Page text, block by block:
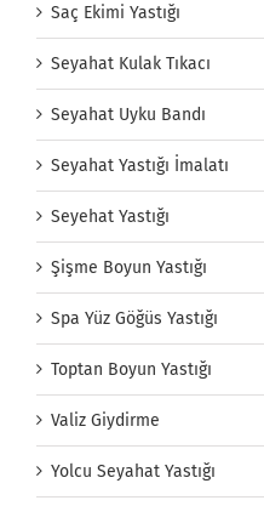
Saç Ekimi Yastığı
Seyahat Kulak Tıkacı
Seyahat Uyku Bandı
Seyahat Yastığı İmalatı
Seyehat Yastığı
Şişme Boyun Yastığı
Spa Yüz Göğüs Yastığı
Toptan Boyun Yastığı
Valiz Giydirme
Yolcu Seyahat Yastığı